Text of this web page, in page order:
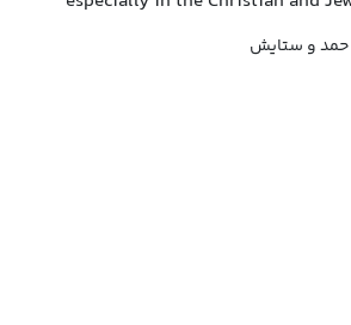
حمد و ستایش